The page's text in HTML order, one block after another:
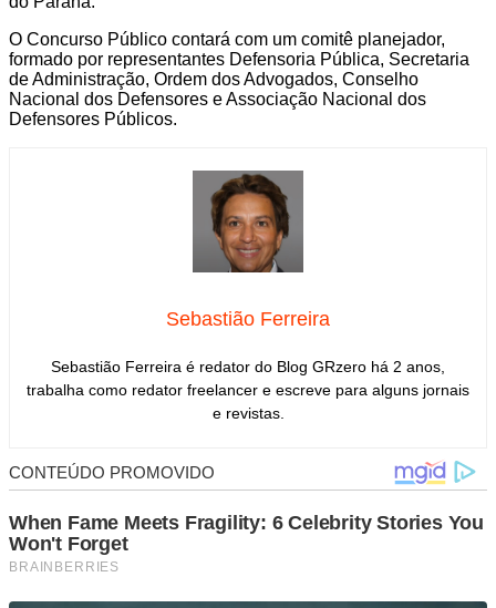
O Concurso Público contará com um comitê planejador,
formado por representantes Defensoria Pública, Secretaria
de Administração, Ordem dos Advogados, Conselho
Nacional dos Defensores e Associação Nacional dos
Defensores Públicos.
Sebastião Ferreira
Sebastião Ferreira é redator do Blog GRzero há 2 anos,
trabalha como redator freelancer e escreve para alguns jornais
e revistas.